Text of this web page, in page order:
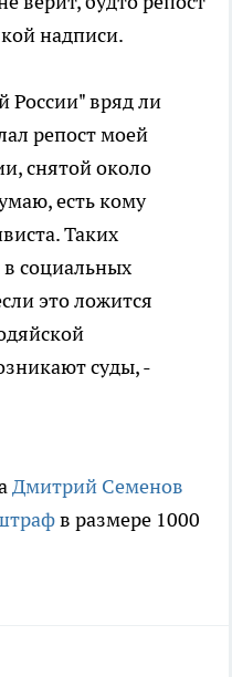
надписи.
России" вряд ли
репост моей
снятой около
есть кому
Таких
социальных
это ложится
суды, -
Дмитрий Семенов
в размере 1000